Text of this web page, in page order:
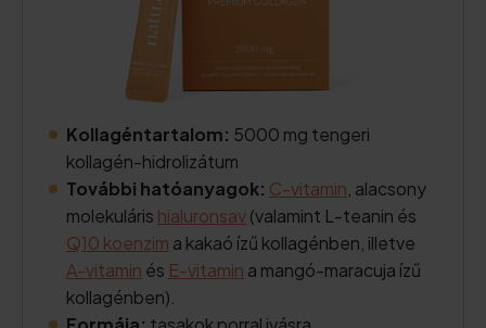
Kollagéntartalom: 5000 mg tengeri
kollagén-hidrolizátum
További hatóanyagok: C-vitamin , alacsony
molekuláris hialuronsav(valamint L-teanin és
Q10 koenzim a kakaó ízű kollagénben, illetve
A-vitamin és E-vitamin a mangó-maracuja ízű
kollagénben).